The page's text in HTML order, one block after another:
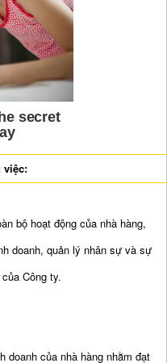
việc:
bộ hoạt động của nhà hàng,
doanh, quản lý nhân sự và sự
Công ty.
doanh của nhà hàng nhằm đạt